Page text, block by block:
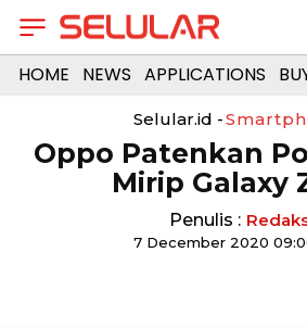
HOME NEWS APPLICATIONS
Selular.id -
Oppo Patenkan
Mirip Galaxy
Penulis :
7 December 2020